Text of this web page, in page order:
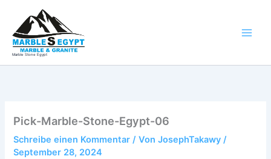
Inhalt
springen
Marble Stone Egypt
Pick-Marble-Stone-Egypt-06
Schreibe einen Kommentar / VonJosephTakawy/
September 28, 2024